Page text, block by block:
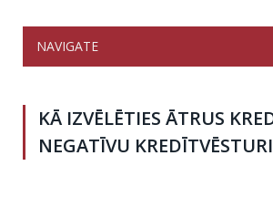
NAVIGATE
KĀ IZVĒLĒTIES ĀTRUS
NEGATĪVU KREDĪTVĒSTURI